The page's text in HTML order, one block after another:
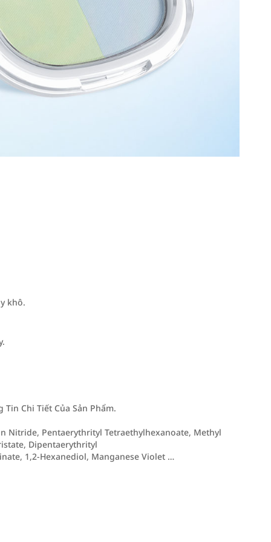
khô.
Chi Tiết Của Sản Phẩm.
Nitride, Pentaerythrityl Tetraethylhexanoate, Methyl
Dipentaerythrityl
1,2-Hexanediol, Manganese Violet …